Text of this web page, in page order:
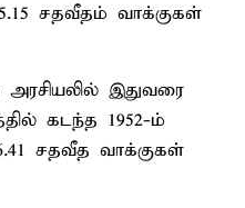
சதவீதம் வாக்குகள்
இதுவரை
கடந்த 1952-ம்
சதவீத வாக்குகள்